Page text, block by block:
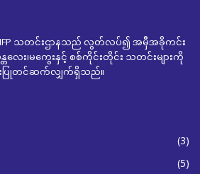
- MFP သတင်းဌာနသည် လွတ်လပ်၍ အမှီအခိုကင်း
တလေး၊မကွေးနှင့် စစ်ကိုင်းတိုင်း သတင်းများကို
ြုတင်ဆက်လျှက်ရှိသည်။
(3)
(5)